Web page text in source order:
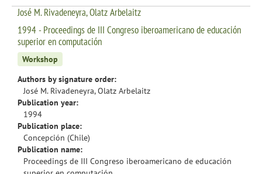
José M. Rivadeneyra, Olatz Arbelaitz
1994 - Proceedings de III Congreso iberoamericano de educación
superior en computación
Workshop
Authors by signature order:
José M. Rivadeneyra, Olatz Arbelaitz
Publication year:
1994
Publication place:
Concepción (Chile)
Publication name:
Proceedings de III Congreso iberoamericano de educación